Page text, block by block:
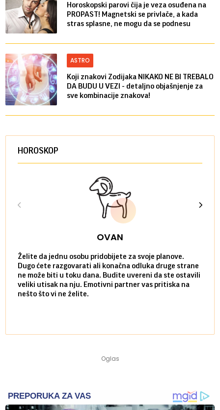
Horoskopski parovi čija je veza osuđena na
PROPAST! Magnetski se privlače, a kada
stras splasne, ne mogu da se podnesu
ASTRO
Koji znakovi Zodijaka NIKAKO NE BI TREBALO
DA BUDU U VEZI - detaljno objašnjenje za
sve kombinacije znakova!
HOROSKOP
OVAN
Želite da jednu osobu pridobijete za svoje planove.
Dugo ćete razgovarati ali konačna odluka druge strane
ne može biti u toku dana. Budite uvereni da ste ostavili
veliki utisak na nju. Emotivni partner vas pritiska na
nešto što vi ne želite.